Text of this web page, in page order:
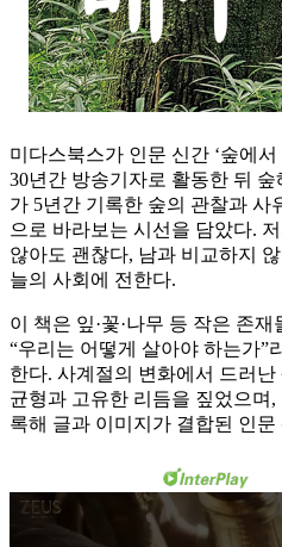
미다스북스가 인문 신간 ‘숲에
30년간 방송기자로 활동한 뒤
가 5년간 기록한 숲의 관찰과 사
으로 바라보는 시선을 담았다.
않아도 괜찮다, 남과 비교하지
늘의 사회에 전한다.
이 책은 잎·꽃·나무 등 작은 존
“우리는 어떻게 살아야 하는가”
한다. 사계절의 변화에서 드러
균형과 고유한 리듬을 짚었으며
록해 글과 이미지가 결합된 인